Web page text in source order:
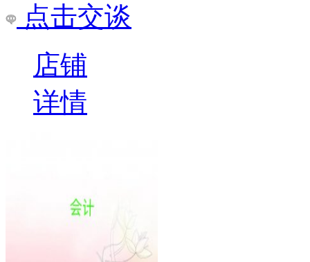
2026黄冈会计证培训费用
课程标题：2019黄冈会
的会计证培训机构，教育
询问底价